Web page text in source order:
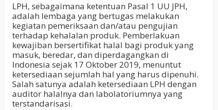
LPH, sebagaimana ketentuan Pasal 1 UU JPH,
adalah lembaga yang bertugas melakukan
kegiatan pemeriksaan dan/atau pengujian
terhadap kehalalan produk. Pemberlakuan
kewajiban bersertifikat halal bagi produk yang
masuk, beredar, dan diperdagangkan di
Indonesia sejak 17 Oktober 2019, menuntut
ketersediaan sejumlah hal yang harus dipenuhi.
Salah satunya adalah ketersediaan LPH dengan
auditor halalnya dan labolatoriumnya yang
terstandarisasi.